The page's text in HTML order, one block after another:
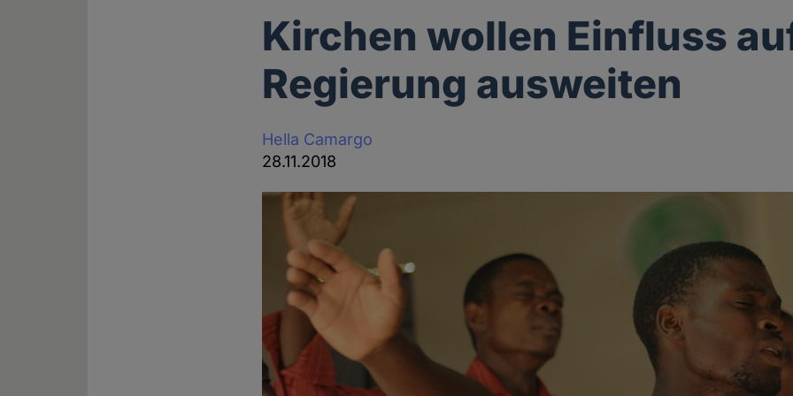
Kirchen wollen Einfluss
Regierung ausweiten
Hella Camargo
28.11.2018